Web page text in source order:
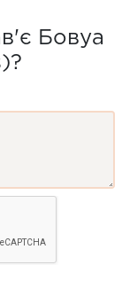
Бовуа